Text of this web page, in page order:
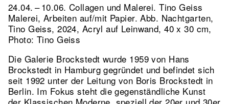
24.04. – 10.06. Collagen und Malerei. Tino Geiss
Malerei, Arbeiten auf/mit Papier.Abb. Nachtgarten,
Tino Geiss, 2024, Acryl auf Leinwand, 40 x 30 cm,
Photo: Tino Geiss
Die Galerie Brockstedt wurde 1959 von Hans
Brockstedt in Hamburg gegründet und befindet sich
seit 1992 unter der Leitung von Boris Brockstedt in
Berlin. Im Fokus steht die gegenständliche Kunst